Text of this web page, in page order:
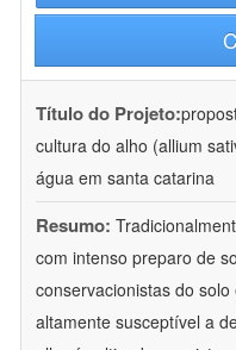
Título do Projeto:
cultura do alho (allium
água em santa catarina
Resumo:
com intenso preparo de
conservacionistas do
altamente susceptível a